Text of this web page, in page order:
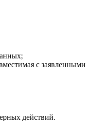
с заявленными
действий.